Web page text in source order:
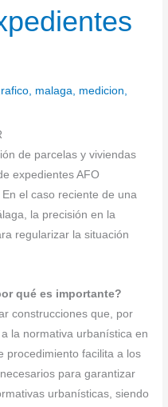
, malaga, medicion,
de parcelas y viviendas
expedientes AFO
el caso reciente de una
la precisión en la
regularizar la situación
qué es importante?
construcciones que, por
la normativa urbanística en
procedimiento facilita a los
para garantizar
urbanísticas, siendo